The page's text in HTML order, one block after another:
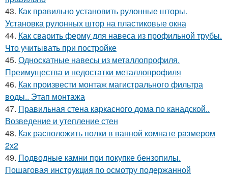
43. Как правильно установить рулонные шторы.
Установка рулонных штор на пластиковые окна
44. Как сварить ферму для навеса из профильной трубы.
Что учитывать при постройке
45. Односкатные навесы из металлопрофиля.
Преимущества и недостатки металлопрофиля
46. Как произвести монтаж магистрального фильтра
воды.. Этап монтажа
47. Правильная стена каркасного дома по канадской..
Возведение и утепление стен
48. Как расположить полки в ванной комнате размером
2х2
49. Подводные камни при покупке бензопилы.
Пошаговая инструкция по осмотру подержанной